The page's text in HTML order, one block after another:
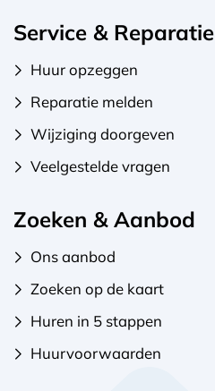
Service & Reparatie
Huur opzeggen
Reparatie melden
Wijziging doorgeven
Veelgestelde vragen
Zoeken & Aanbod
Ons aanbod
Zoeken op de kaart
Huren in 5 stappen
Huurvoorwaarden